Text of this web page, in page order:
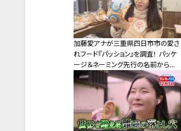
加藤愛アナが三重県四日市市の愛さ
れフード『パッション』を調査！ パッケ
ージ＆ネーミング先行の名前からは
想像がつかないパン